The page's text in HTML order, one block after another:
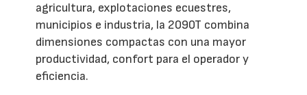
agricultura, explotaciones ecuestres,
municipios e industria, la 2090T combina
dimensiones compactas con una mayor
productividad, confort para el operador y
eficiencia.